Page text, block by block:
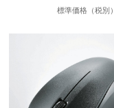
標準価格（税別）